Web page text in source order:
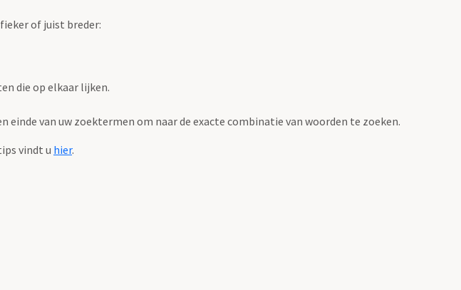
of juist breder:
die op elkaar lijken.
einde van uw zoektermen om naar de exacte combinatie van woorden te zoeken.
vindt u hier.